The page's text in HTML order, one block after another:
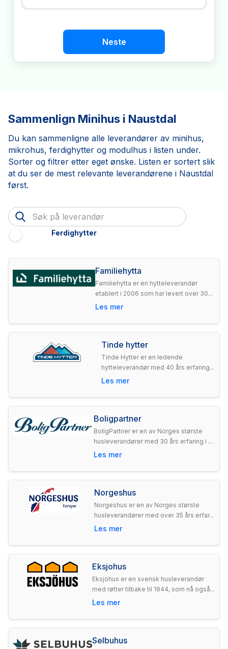
Neste
Sammenlign Minihus i Naustdal
Du kan sammenligne alle leverandører av minihus,
mikrohus, ferdighytter og modulhus i listen under.
Sorter og filtrer etter eget ønske. Listen er sortert slik
at du ser de mest relevante leverandørene i Naustdal
først.
Ferdighytter
Familiehytta
Familiehytta er en hytteleverandør
etablert i 2006 som har levert over 30...
Les mer
Tinde hytter
Tinde Hytter er en ledende
hytteleverandør med 40 års erfaring...
Les mer
Boligpartner
BoligPartner er en av Norges største
husleverandører med 30 års erfaring i ...
Les mer
Norgeshus
Norgeshus er en av Norges største
husleverandører med over 35 års erfar...
Les mer
Eksjohus
Eksjöhus er en svensk husleverandør
med røtter tilbake til 1944, som nå også...
Les mer
Selbuhus